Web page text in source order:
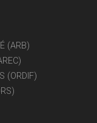
(ARB)
(ORDIF)